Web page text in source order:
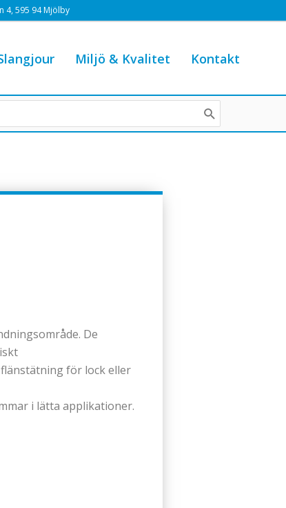
4, 595 94 Mjölby
Miljö & Kvalitet Kontakt
De
för lock eller
i lätta applikationer.